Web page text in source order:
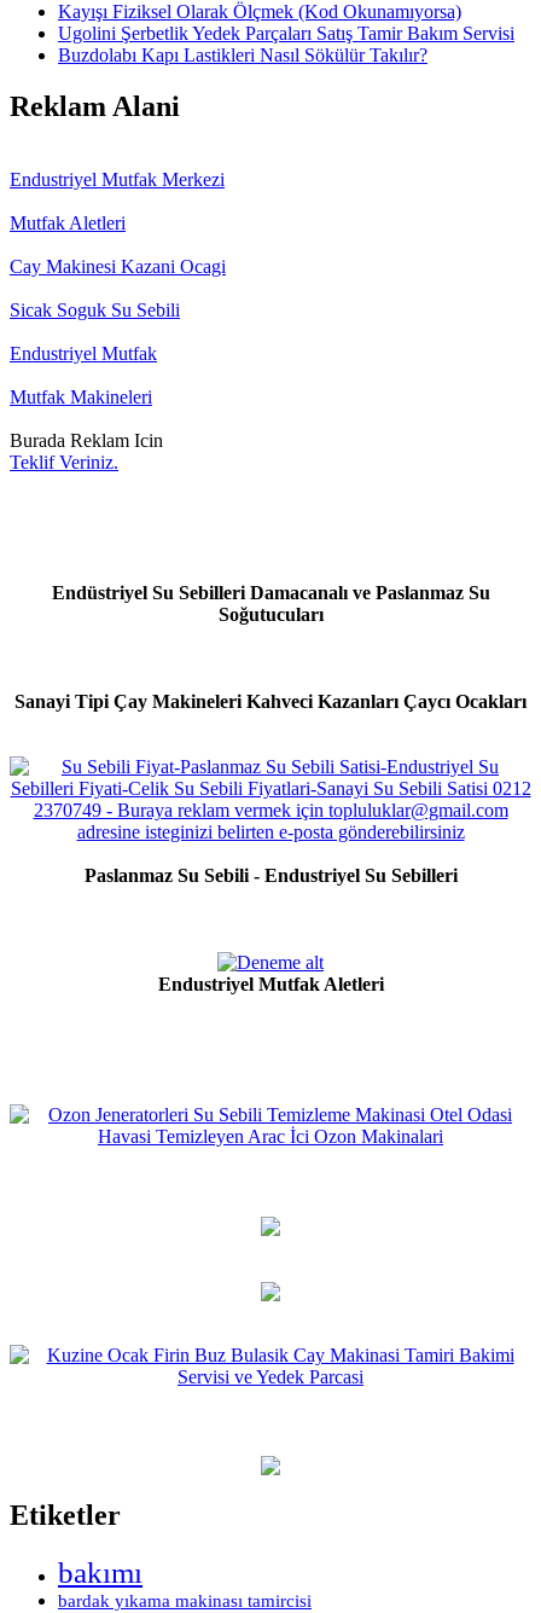
Kayışı Fiziksel Olarak Ölçmek (Kod Okunamıyorsa)
Ugolini Şerbetlik Yedek Parçaları Satış Tamir Bakım Servisi
Buzdolabı Kapı Lastikleri Nasıl Sökülür Takılır?
Reklam Alani
Endustriyel Mutfak Merkezi
Mutfak Aletleri
Cay Makinesi Kazani Ocagi
Sicak Soguk Su Sebili
Endustriyel Mutfak
Mutfak Makineleri
Burada Reklam Icin
Teklif Veriniz.
Endüstriyel Su Sebilleri Damacanalı ve Paslanmaz Su
Soğutucuları
Sanayi Tipi Çay Makineleri Kahveci Kazanları Çaycı Ocakları
Paslanmaz Su Sebili - Endustriyel Su Sebilleri
Endustriyel Mutfak Aletleri
Etiketler
bakımı
bardak yıkama makinası tamircisi